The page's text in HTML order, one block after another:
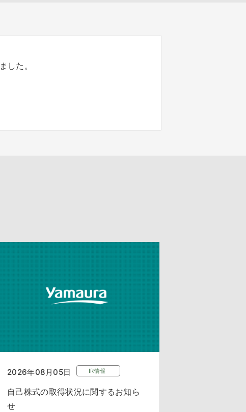
した。
2026年08月05日 IR情報
自己株式の取得状況に関するお知ら
せ